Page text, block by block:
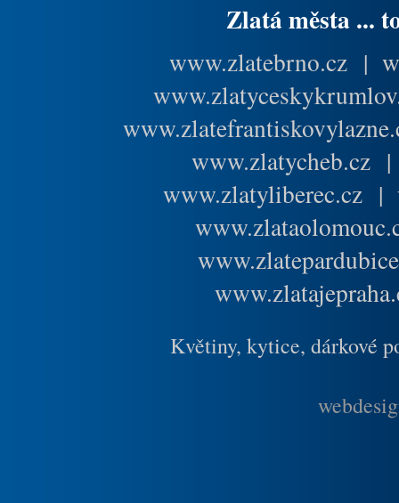
Zlatá města ...
www.zlatebrno.cz |
www.zlatycheb.cz
www.zlatyliberec.cz |
Květiny, kytice, dárkové